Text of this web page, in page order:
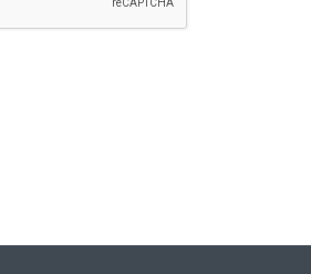
basadas únicamente en